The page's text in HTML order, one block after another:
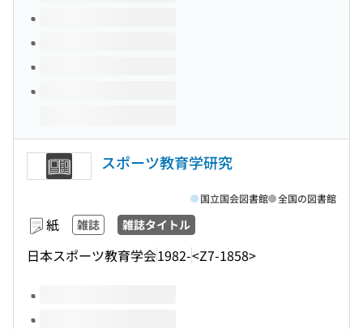
スポーツ教育学研究
紙 雑誌 雑誌タイトル
日本スポーツ教育学会1982-<Z7-1858>
国立国会図書館 全国の図書館
このタイトルの巻号